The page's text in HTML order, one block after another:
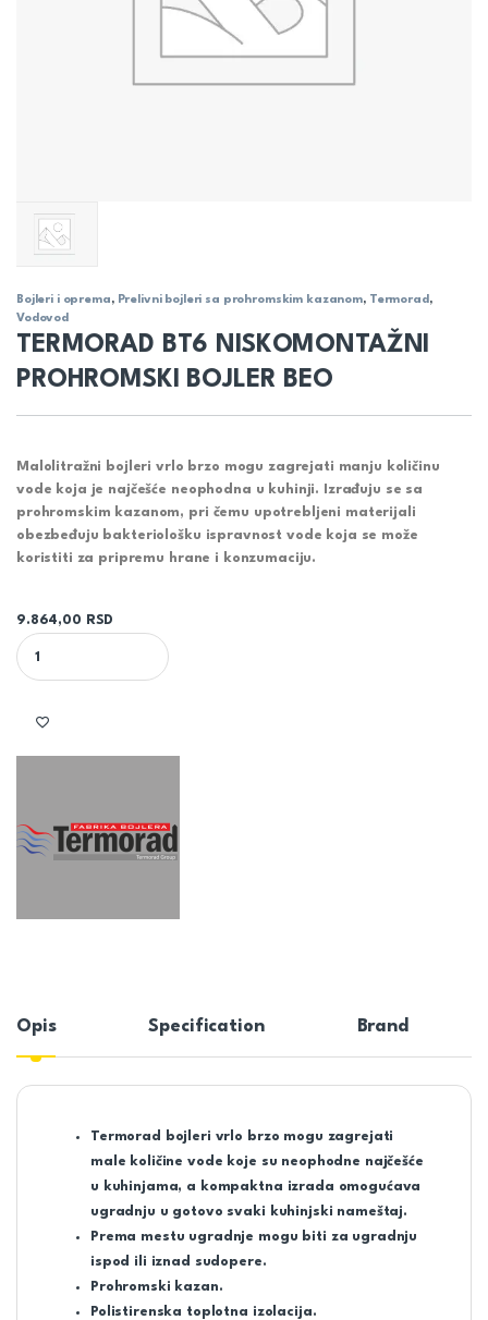
Bojleri i oprema, Prelivni bojleri sa prohromskim kazanom, Termorad ,
Vodovod
TERMORAD BT6 NISKOMONTAŽNI
PROHROMSKI BOJLER BEO
Malolitražni bojleri vrlo brzo mogu zagrejati manju količinu
vode koja je najčešće neophodna u kuhinji. Izrađuju se sa
prohromskim kazanom, pri čemu upotrebljeni materijali
obezbeđuju bakteriološku ispravnost vode koja se može
koristiti za pripremu hrane i konzumaciju.
9.864,00
RSD
TERMORAD BT6 NISKOMONTAŽNI PROHROMSKI BOJLER BEO
Opis Specification Brand
Termorad bojleri vrlo brzo mogu zagrejati
male količine vode koje su neophodne najčešće
u kuhinjama, a kompaktna izrada omogućava
ugradnju u gotovo svaki kuhinjski nameštaj.
Prema mestu ugradnje mogu biti za ugradnju
ispod ili iznad sudopere.
Prohromski kazan.
Polistirenska toplotna izolacija.